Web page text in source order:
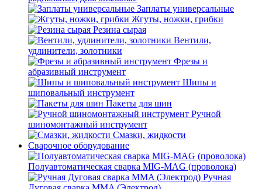
Заплаты универсальные
Жгуты, ножки, грибки
Резина сырая
Вентили,
удлинители, золотники
Фрезы и
абразивный инструмент
Шипы и
шиповальный инструмент
Пакеты для шин
Ручной
шиномонтажный инструмент
Смазки, жидкости
Сварочное оборудование
Полуавтоматическая сварка MIG-MAG (проволока)
Ручная